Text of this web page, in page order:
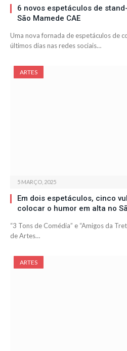
6 novos espetáculos de
São Mamede CAE
Uma nova fornada de espetáculos de
últimos dias nas redes sociais…
ARTES
5 MARÇO, 2025
Em dois espetáculos, cinco
colocar o humor em alta no
“3 Tons de Comédia” e “Amigos da
de Artes…
ARTES